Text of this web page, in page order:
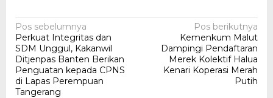
Navigasi
pos
Pos sebelumnya
Perkuat Integritas dan
SDM Unggul, Kakanwil
Ditjenpas Banten Berikan
Penguatan kepada CPNS
di Lapas Perempuan
Tangerang
Pos berikutnya
Kemenkum Malut
Dampingi Pendaftaran
Merek Kolektif Halua
Kenari Koperasi Merah
Putih